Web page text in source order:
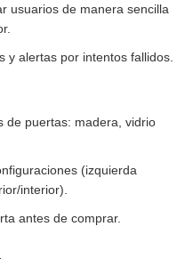
usuarios de manera sencilla
y alertas por intentos fallidos.
de puertas: madera, vidrio
(izquierda
interior).
antes de comprar.